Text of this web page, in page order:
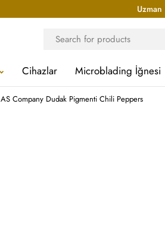
Uzman
Cihazlar Microblading İğnesi
AS Company Dudak Pigmenti Chili Peppers